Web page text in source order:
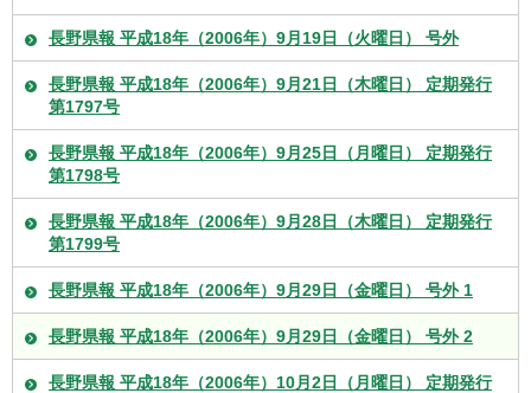
長野県報 平成18年（2006年）9月19日（火曜日） 号外
長野県報 平成18年（2006年）9月21日（木曜日） 定期発行
第1797号
長野県報 平成18年（2006年）9月25日（月曜日） 定期発行
第1798号
長野県報 平成18年（2006年）9月28日（木曜日） 定期発行
第1799号
長野県報 平成18年（2006年）9月29日（金曜日） 号外 1
長野県報 平成18年（2006年）9月29日（金曜日） 号外 2
長野県報 平成18年（2006年）10月2日（月曜日） 定期発行